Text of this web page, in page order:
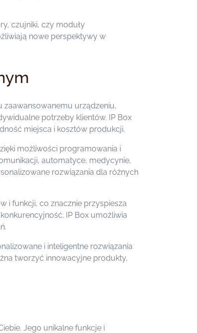
czujniki, czy moduły
nowe perspektywy w
zaawansowanemu urządzeniu,
potrzeby klientów. IP Box
miejsca i kosztów produkcji.
możliwości programowania i
automatyce, medycynie,
rozwiązania dla różnych
i funkcji, co znacznie przyspiesza
IP Box umożliwia
i inteligentne rozwiązania
tworzyć innowacyjne produkty,
Jego unikalne funkcje i